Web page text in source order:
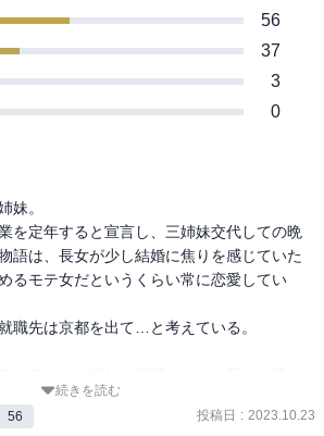
56
37
3
0
妹。
を定年すると宣言し、三姉妹交代しての晩
語は、長女が少し結婚に焦りを感じていた
るモテ女だというくらい常に恋愛してい
職先は京都を出て…と考えている。
なのが、とても心地よかった。
に四季の彩りを感じ、静謐で厳かな気分に
続きを読む
56 投稿日 : 2023.10.23